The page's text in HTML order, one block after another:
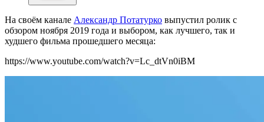
На своём канале Александр Потатурко выпустил ролик с
обзором ноября 2019 года и выбором, как лучшего, так и
худшего фильма прошедшего месяца:
https://www.youtube.com/watch?v=Lc_dtVn0iBM